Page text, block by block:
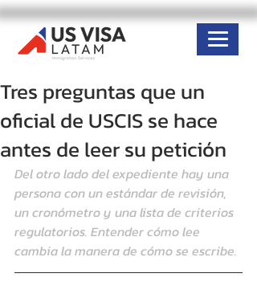
Tres preguntas que un
oficial de USCIS se hace
antes de leer su petición
Del otro lado del expediente hay una
persona con un estándar de revisión,
un cronómetro y una lista de criterios
regulatorios. Entender cómo lee
cambia la manera de cómo se escribe.